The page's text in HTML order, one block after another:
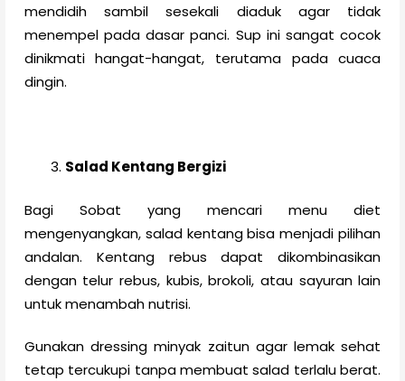
mendidih sambil sesekali diaduk agar tidak
menempel pada dasar panci. Sup ini sangat cocok
dinikmati hangat-hangat, terutama pada cuaca
dingin.
Salad Kentang Bergizi
Bagi Sobat yang mencari menu diet
mengenyangkan, salad kentang bisa menjadi pilihan
andalan. Kentang rebus dapat dikombinasikan
dengan telur rebus, kubis, brokoli, atau sayuran lain
untuk menambah nutrisi.
Gunakan dressing minyak zaitun agar lemak sehat
tetap tercukupi tanpa membuat salad terlalu berat.